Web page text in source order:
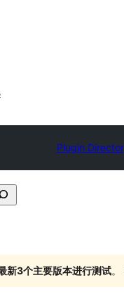
Plugin
新3个主要版本进行测试